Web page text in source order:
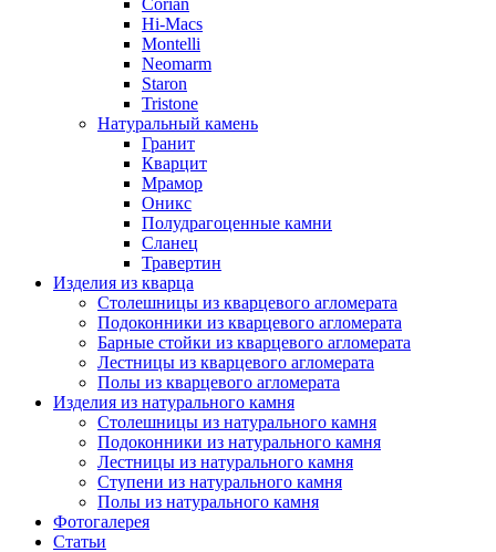
Corian
Hi-Macs
Montelli
Neomarm
Staron
Tristone
Натуральный камень
Гранит
Кварцит
Мрамор
Оникс
Полудрагоценные камни
Сланец
Травертин
Изделия из кварца
Столешницы из кварцевого агломерата
Подоконники из кварцевого агломерата
Барные стойки из кварцевого агломерата
Лестницы из кварцевого агломерата
Полы из кварцевого агломерата
Изделия из натурального камня
Столешницы из натурального камня
Подоконники из натурального камня
Лестницы из натурального камня
Ступени из натурального камня
Полы из натурального камня
Фотогалерея
Статьи